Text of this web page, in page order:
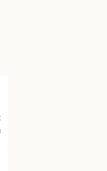
Хабаровск,